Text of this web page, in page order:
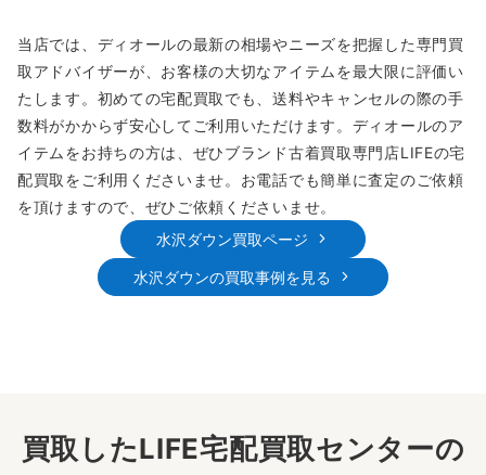
当店では、ディオールの最新の相場やニーズを把握した専門買
取アドバイザーが、お客様の大切なアイテムを最大限に評価い
たします。初めての宅配買取でも、送料やキャンセルの際の手
数料がかからず安心してご利用いただけます。ディオールのア
イテムをお持ちの方は、ぜひブランド古着買取専門店LIFEの宅
配買取をご利用くださいませ。お電話でも簡単に査定のご依頼
を頂けますので、ぜひご依頼くださいませ。
水沢ダウン買取ページ
水沢ダウンの買取事例を見る
買取したLIFE宅配買取センターの